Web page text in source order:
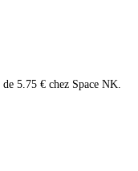
5.75 € chez Space NK.